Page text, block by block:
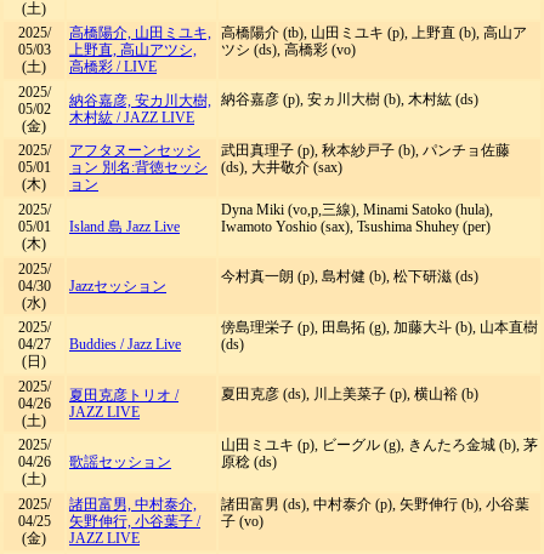
(土)
2025/
05/03
(土)
高橋陽介, 山田ミユキ,
上野直, 高山アツシ,
高橋彩 /LIVE
高橋陽介 (tb), 山田ミユキ (p), 上野直 (b), 高山ア
ツシ (ds), 高橋彩 (vo)
2025/
05/02
(金)
納谷嘉彦, 安カ川大樹,
木村紘 /JAZZ LIVE
納谷嘉彦 (p), 安ヵ川大樹 (b), 木村紘 (ds)
2025/
05/01
(木)
アフタヌーンセッシ
ョン 別名:背徳セッシ
ョン
武田真理子 (p), 秋本紗戸子 (b), パンチョ佐藤
(ds), 大井敬介 (sax)
2025/
05/01
(木)
Island 島 Jazz Live
Dyna Miki (vo,p,三線), Minami Satoko (hula),
Iwamoto Yoshio (sax), Tsushima Shuhey (per)
2025/
04/30
(水)
Jazzセッション
今村真一朗 (p), 島村健 (b), 松下研滋 (ds)
2025/
04/27
(日)
Buddies /Jazz Live
傍島理栄子 (p), 田島拓 (g), 加藤大斗 (b), 山本直樹
(ds)
2025/
04/26
(土)
夏田克彦トリオ /
JAZZ LIVE
夏田克彦 (ds), 川上美菜子 (p), 横山裕 (b)
2025/
04/26
(土)
歌謡セッション
山田ミユキ (p), ビーグル (g), きんたろ金城 (b), 茅
原稔 (ds)
2025/
04/25
(金)
諸田富男, 中村泰介,
矢野伸行, 小谷葉子 /
JAZZ LIVE
諸田富男 (ds), 中村泰介 (p), 矢野伸行 (b), 小谷葉
子 (vo)